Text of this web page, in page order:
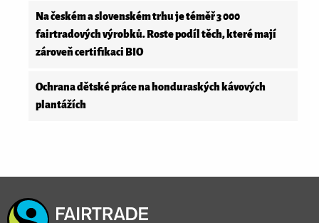
Na českém a slovenském trhu je téměř 3 000
fairtradových výrobků. Roste podíl těch, které mají
zároveň certifikaci BIO
Ochrana dětské práce na honduraských kávových
plantážích